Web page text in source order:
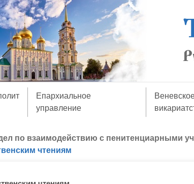
Епархиальное
управление
по взаимодействию с пенитенциарными
чтениям